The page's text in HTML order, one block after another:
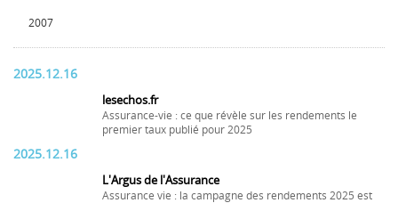
2007
2025.12.16
lesechos.fr
Assurance-vie : ce que révèle sur les rendements le
premier taux publié pour 2025
2025.12.16
L'Argus de l'Assurance
Assurance vie : la campagne des rendements 2025 est